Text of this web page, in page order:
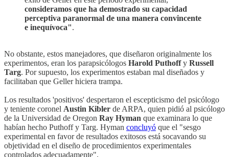
consideramos que ha demostrado su capacidad
perceptiva paranormal de una manera convincente
e inequívoca".
No obstante, estos manejadores, que diseñaron originalmente los
experimentos, eran los parapsicólogos Harold Puthoffy Russell
Targ. Por supuesto, los experimentos estaban mal diseñados y
facilitaban que Geller hiciera trampa.
Los resultados 'positivos' despertaron el escepticismo del psicólogo
y teniente coronel Austin Kibler de ARPA, quien pidió al psicólogo
de la Universidad de Oregon Ray Hyman que examinara lo que
habían hecho Puthoff y Targ. Hyman concluyó que el "sesgo
experimental en favor de resultados exitosos está socavando su
objetividad en el diseño de procedimientos experimentales
controlados adecuadamente".